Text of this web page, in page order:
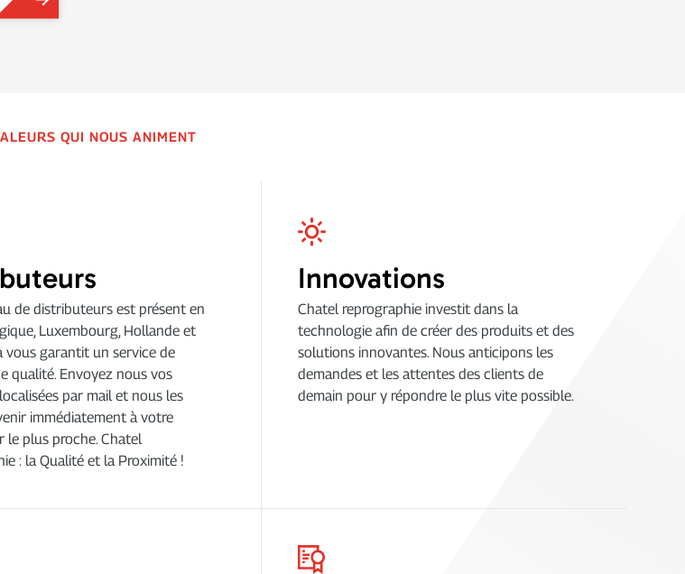
QUI NOUS ANIMENT
de distributeurs est présent en
Luxembourg, Hollande et
vous garantit un service de
qualité. Envoyez nous vos
par mail et nous les
immédiatement à votre
le plus proche. Chatel
: la Qualité et la Proximité !
Innovations
Chatel reprographie investit dans la
technologie afin de créer des produits et des
solutions innovantes. Nous anticipons les
demandes et les attentes des clients de
demain pour y répondre le plus vite possible.